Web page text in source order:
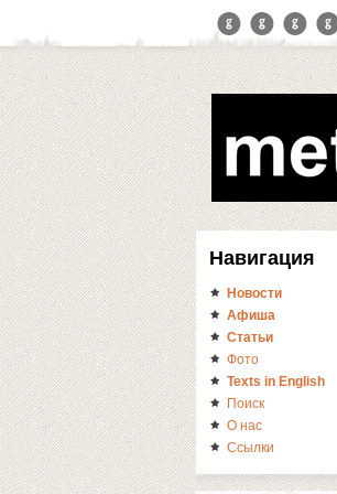
Навигация
Новости
Афиша
Статьи
Фото
Texts in English
Поиск
О нас
Ссылки